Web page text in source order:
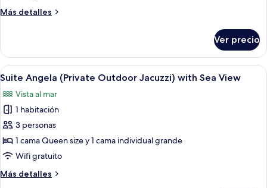
Más detalles
Más
Suite
Ver precio
Abrir
todas
las
fotos
de
Suite
Angela
Outdoor
Un dormitorio moderno con una
7
Suite Angela (Private Outdoor Jacuzzi) with Sea View
Vista al mar
1 habitación
3 personas
1 cama Queen size y 1 cama individual grande
Wifi gratuito
Más detalles
Más